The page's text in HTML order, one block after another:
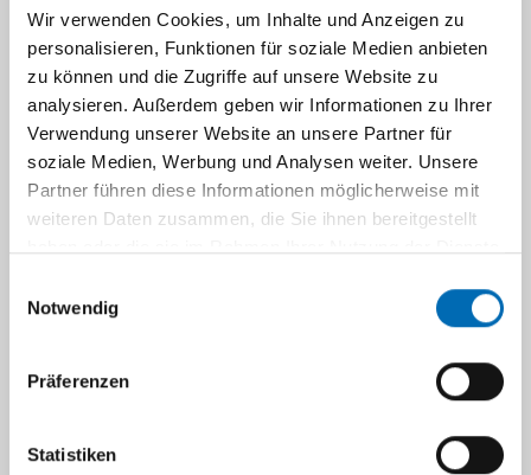
Wir verwenden Cookies, um Inhalte und Anzeigen zu
personalisieren, Funktionen für soziale Medien anbieten
zu können und die Zugriffe auf unsere Website zu
analysieren. Außerdem geben wir Informationen zu Ihrer
Verwendung unserer Website an unsere Partner für
soziale Medien, Werbung und Analysen weiter. Unsere
Partner führen diese Informationen möglicherweise mit
weiteren Daten zusammen, die Sie ihnen bereitgestellt
Notwendig
Präferenzen
Statistiken
Unsere Kooperationspartner am
UKD
• Klinik für Orthopädie und Unfallchirurgie
• Fachbereich Physiotherapie
Laboratoriumsdiagnostik